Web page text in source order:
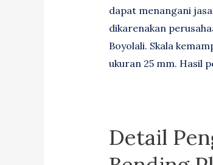
dapat menangani
dikarenakan
Boyolali. Skala
ukuran 25 mm. Hasil
Detail